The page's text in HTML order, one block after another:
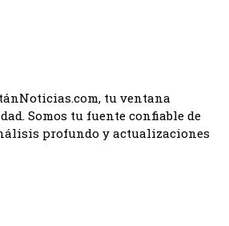
tu ventana
Somos tu fuente confiable de
profundo y actualizaciones